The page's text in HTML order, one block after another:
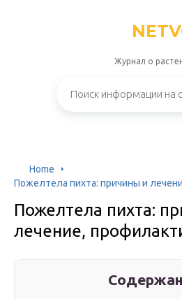
Журнал о
Home
Пожелтела пихта: причины и
Пожелтела пихта:
лечение,